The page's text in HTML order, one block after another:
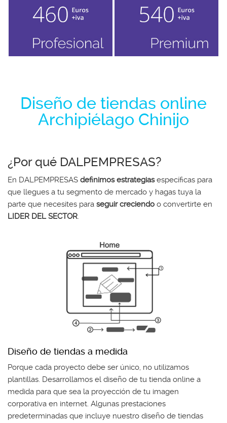
Diseño de tiendas online
Archipiélago Chinijo
¿Por qué DALPEMPRESAS?
En DALPEMPRESAS definimos estrategiasespecíficas para
que llegues a tu segmento de mercado y hagas tuya la
parte que necesites para seguir creciendo o convertirte en
LIDER DEL SECTOR.
Diseño de tiendas a medida
Porque cada proyecto debe ser único, no utilizamos
plantillas. Desarrollamos el diseño de tu tienda online a
medida para que sea la proyección de tu imagen
corporativa en internet. Algunas prestaciones
predeterminadas que incluye nuestro diseño de tiendas